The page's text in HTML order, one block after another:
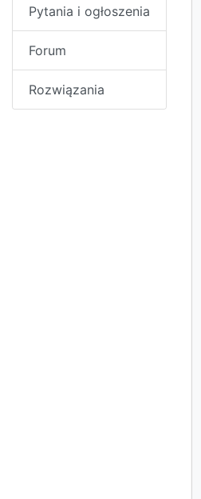
Pytania i ogłoszenia
Forum
Rozwiązania